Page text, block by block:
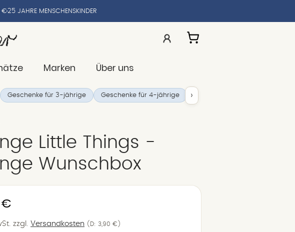
€ 25 JAHRE MENSCHENSKINDER
Marken Über uns
Geschenke für 3-jährige Geschenke für 4-jährige ›
Little Things -
Wunschbox
€
zzgl. Versandkosten (D: 3,90 €)